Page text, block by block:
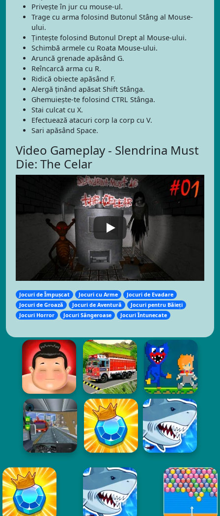
Privește în jur cu mouse-ul.
Trage cu arma folosind Butonul Stâng al Mouse-
ului.
Țintește folosind Butonul Drept al Mouse-ului.
Schimbă armele cu Roata Mouse-ului.
Aruncă grenade apăsând G.
Reîncarcă arma cu R.
Ridică obiecte apăsând F.
Alergă ținând apăsat Shift Stânga.
Ghemuiește-te folosind CTRL Stânga.
Stai culcat cu X.
Efectuează atacuri corp la corp cu V.
Sari apăsând Space.
Video Gameplay - Slendrina Must
Die: The Celar
Jocuri de Împușcat Jocuri cu Arme
Jocuri de Evadare
Jocuri de Groază
Jocuri de Aventură
Jocuri pentru Băieți
Jocuri Horror
Jocuri Sângeroase Jocuri Întunecate